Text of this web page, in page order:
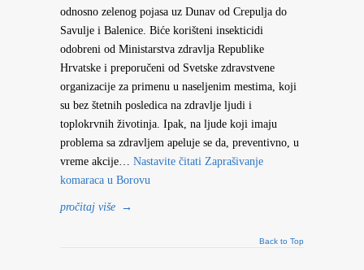
odnosno zelenog pojasa uz Dunav od Crepulja do
Savulje i Balenice. Biće korišteni insekticidi
odobreni od Ministarstva zdravlja Republike
Hrvatske i preporučeni od Svetske zdravstvene
organizacije za primenu u naseljenim mestima, koji
su bez štetnih posledica na zdravlje ljudi i
toplokrvnih životinja. Ipak, na ljude koji imaju
problema sa zdravljem apeluje se da, preventivno, u
vreme akcije… Nastavite čitati Zaprašivanje
komaraca u Borovu
pročitaj više →
Back to Top